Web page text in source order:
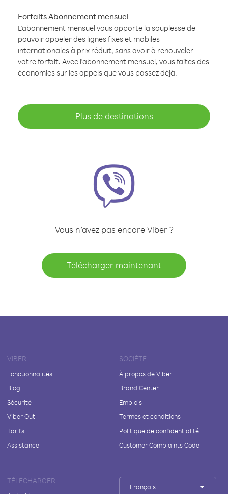
Forfaits Abonnement mensuel
L'abonnement mensuel vous apporte la souplesse de
pouvoir appeler des lignes fixes et mobiles
internationales à prix réduit, sans avoir à renouveler
votre forfait. Avec l'abonnement mensuel, vous faites des
économies sur les appels que vous passez déjà.
Plus de destinations
Vous n’avez pas encore Viber ?
Télécharger maintenant
VIBER
Fonctionnalités
Blog
Sécurité
Viber Out
Tarifs
Assistance
SOCIÉTÉ
À propos de Viber
Brand Center
Emplois
Termes et conditions
Politique de confidentialité
Customer Complaints Code
TÉLÉCHARGER
Français